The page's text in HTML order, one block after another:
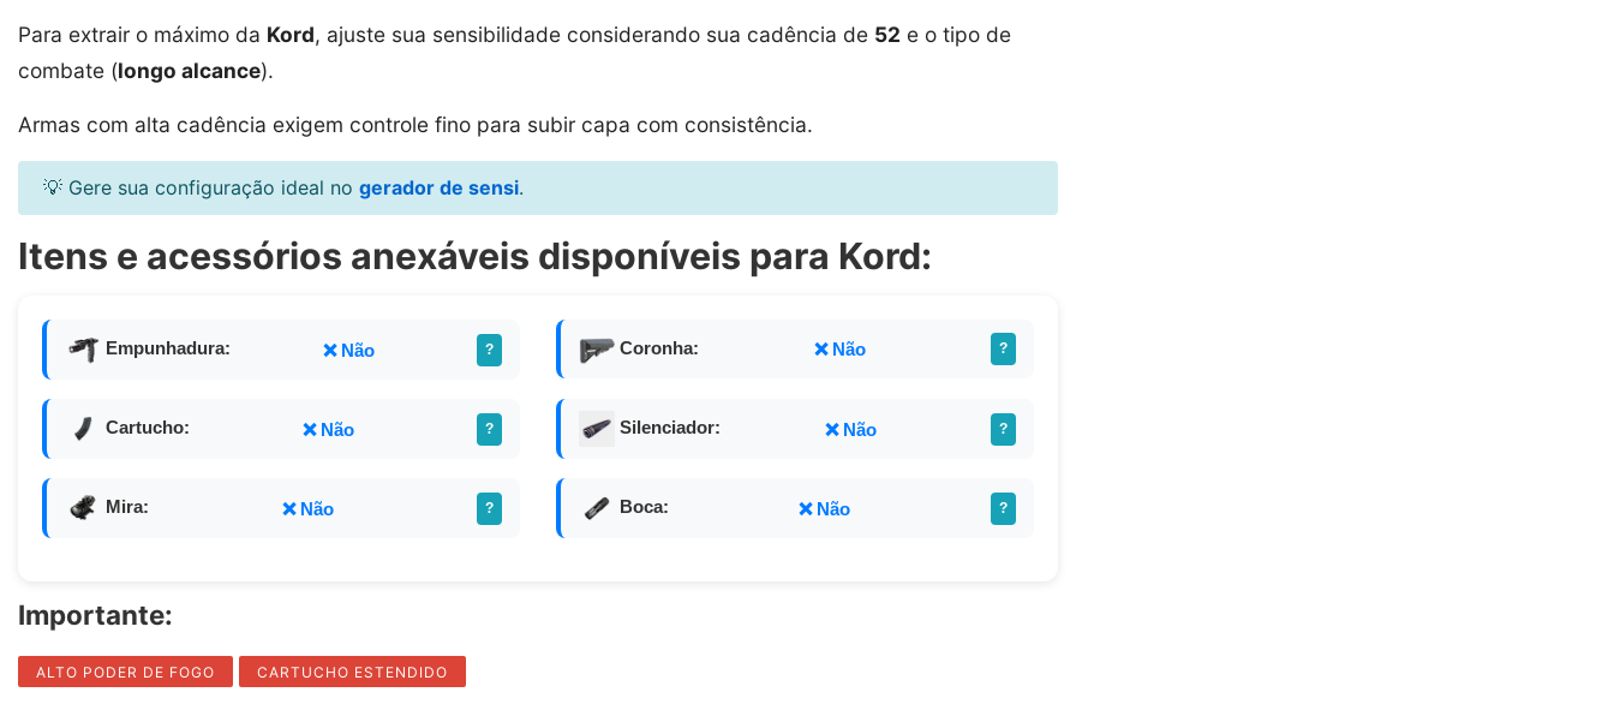
Para extrair o máximo da Kord, ajuste sua sensibilidade considerando sua cadência de 52 e o tipo de
combate (longo alcance).
Armas com alta cadência exigem controle fino para subir capa com consistência.
💡 Gere sua configuração ideal no gerador de sensi.
Itens e acessórios anexáveis disponíveis para Kord:
Empunhadura: ❌ Não ? Coronha: ❌ Não ?
Cartucho: ❌ Não ? Silenciador: ❌ Não ?
Mira: ❌ Não ? Boca: ❌ Não ?
Importante:
ALTO PODER DE FOGO CARTUCHO ESTENDIDO